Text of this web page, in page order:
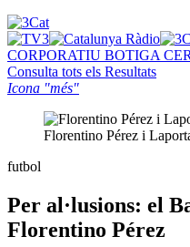
CORPORATIU BOTIGA
Consulta tots els Resultats
Icona "més"
Florentino Pérez i
futbol
Per al·lusions: el
Florentino Pérez